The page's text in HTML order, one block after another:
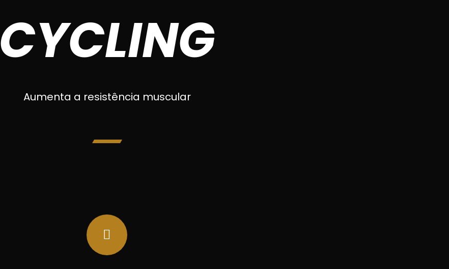
CYCLING
Aumenta a resistência muscular